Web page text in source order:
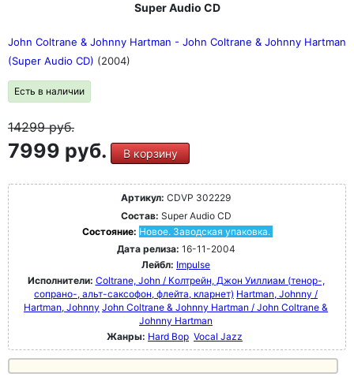
Super Audio CD
John Coltrane & Johnny Hartman - John Coltrane & Johnny Hartman
(Super Audio CD) (2004)
Есть в наличии
14299руб.
7999 руб. В корзину
Артикул: CDVP 302229
Состав: Super Audio CD
Состояние: Новое. Заводская упаковка.
Дата релиза: 16-11-2004
Лейбл: Impulse
Исполнители: Coltrane, John / Колтрейн, Джон Уиллиам (тенор-,
сопрано-, альт-саксофон, флейта, кларнет) Hartman, Johnny /
Hartman, Johnny John Coltrane & Johnny Hartman / John Coltrane &
Johnny Hartman
Жанры: Hard Bop Vocal Jazz